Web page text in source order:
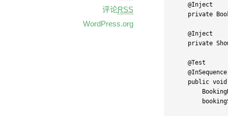
    @Inject
private
    @Inject
private
    @Test
    @
InSequence
public void
评论RSS
WordPress.org